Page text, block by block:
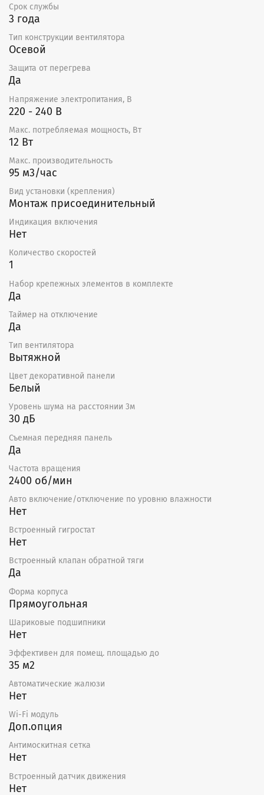
Срок службы
3 года
Тип конструкции вентилятора
Осевой
Защита от перегрева
Да
Напряжение электропитания, В
220 - 240 В
Макс. потребляемая мощность, Вт
12 Вт
Макс. производительность
95 м3/час
Вид установки (крепления)
Монтаж присоединительный
Индикация включения
Нет
Количество скоростей
1
Набор крепежных элементов в комплекте
Да
Таймер на отключение
Да
Тип вентилятора
Вытяжной
Цвет декоративной панели
Белый
Уровень шума на расстоянии 3м
30 дБ
Съемная передняя панель
Да
Частота вращения
2400 об/мин
Авто включение/отключение по уровню влажности
Нет
Встроенный гигростат
Нет
Встроенный клапан обратной тяги
Да
Форма корпуса
Прямоугольная
Шариковые подшипники
Нет
Эффективен для помещ. площадью до
35 м2
Автоматические жалюзи
Нет
Wi-Fi модуль
Доп.опция
Антимоскитная сетка
Нет
Встроенный датчик движения
Нет